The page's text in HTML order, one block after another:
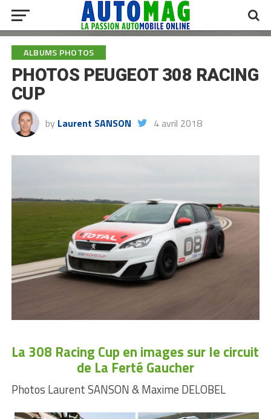
ALBUMS PHOTOS
PHOTOS PEUGEOT 308 RACING
CUP
by Laurent SANSON 4 avril 2018
La 308 Racing Cup en images sur le circuit
de La Ferté Gaucher
Photos Laurent SANSON & Maxime DELOBEL